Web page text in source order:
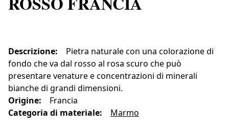
Descrizione:
Pietra naturale con una colorazione di
fondo che va dal rosso al rosa scuro che può
presentare venature e concentrazioni di minerali
bianche di grandi dimensioni.
Origine:
Francia
Categoria di materiale: Marmo